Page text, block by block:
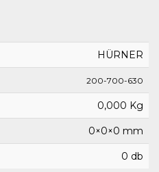
HÜRNER
200-700-630
0,000 Kg
0×0×0 mm
0 db